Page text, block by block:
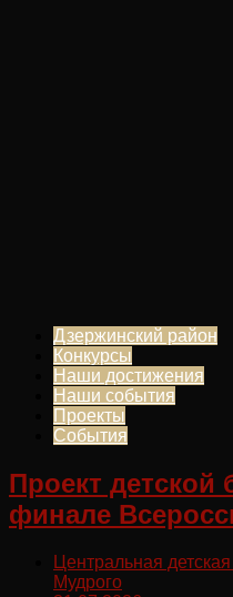
Дзержинский район
Конкурсы
Наши достижения
Наши события
Проекты
События
Проект
финале
Центральная
Мудрого